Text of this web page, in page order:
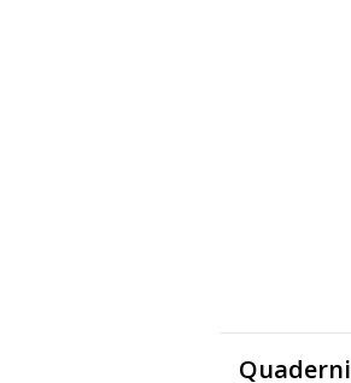
Quaderni